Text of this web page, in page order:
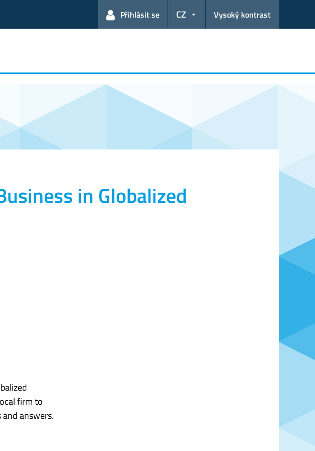
Přihlásit se CZ Vysoký kontrast
in Globalized
firm to
answers.